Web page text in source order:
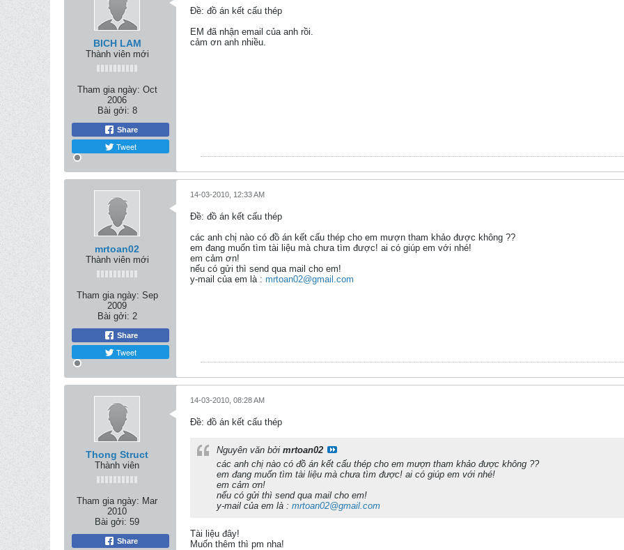
BICH LAM
Thành viên mới
Tham gia ngày: Oct
2006
Bài gởi: 8
Share
Tweet
Ðề: đồ án kết cấu thép
EM đã nhận email của anh rồi.
cảm ơn anh nhiều.
mrtoan02
Thành viên mới
Tham gia ngày: Sep
2009
Bài gởi: 2
Share
Tweet
14-03-2010, 12:33 AM
Ðề: đồ án kết cấu thép
các anh chị nào có đồ án kết cấu thép cho em mượn tham khảo được không ??
em đang muốn tìm tài liệu mà chưa tìm được! ai có giúp em với nhé!
em cảm ơn!
nếu có gửi thì send qua mail cho em!
y-mail của em là : mrtoan02@gmail.com
Thong Struct
Thành viên
Tham gia ngày: Mar
2010
Bài gởi: 59
Share
14-03-2010, 08:28 AM
Ðề: đồ án kết cấu thép
Nguyên văn bởi mrtoan02
các anh chị nào có đồ án kết cấu thép cho em mượn tham khảo được không ??
em đang muốn tìm tài liệu mà chưa tìm được! ai có giúp em với nhé!
em cảm ơn!
nếu có gửi thì send qua mail cho em!
y-mail của em là : mrtoan02@gmail.com
Tài liệu đây!
Muốn thêm thì pm nha!